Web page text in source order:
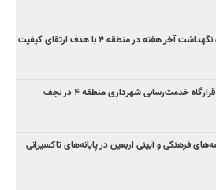
اجرای طرح ویژه نگهداشت آخر هفته در منطقه ۴ با هدف ارتقای کیفیت
خدمت‌رسانی شهرداری منطقه ۴ در نجف
فرهنگی و آیینی اربعین در پایانه‌های تاکسیرانی